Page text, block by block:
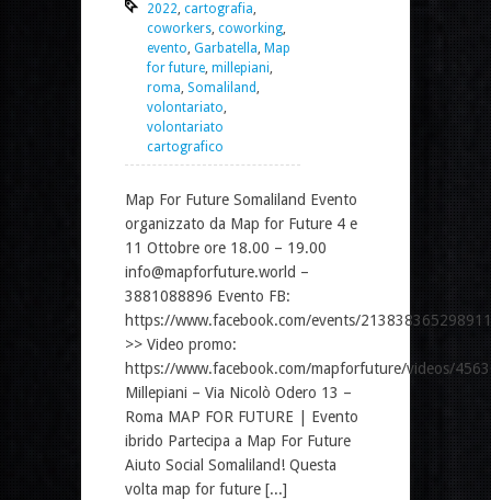
2022, cartografia,
coworkers, coworking,
evento, Garbatella, Map
for future, millepiani,
roma, Somaliland ,
volontariato,
volontariato
cartografico
Map For Future Somaliland Evento
organizzato da Map for Future 4 e
11 Ottobre ore 18.00 – 19.00
info@mapforfuture.world –
3881088896 Evento FB:
https://www.facebook.com/events/
>> Video promo:
https://www.facebook.com/mapforfuture/videos/
Millepiani – Via Nicolò Odero 13 –
Roma MAP FOR FUTURE | Evento
ibrido Partecipa a Map For Future
Aiuto Social Somaliland! Questa
volta map for future [...]